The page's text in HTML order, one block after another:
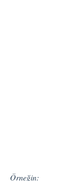
Öngörüler
Örneğin: